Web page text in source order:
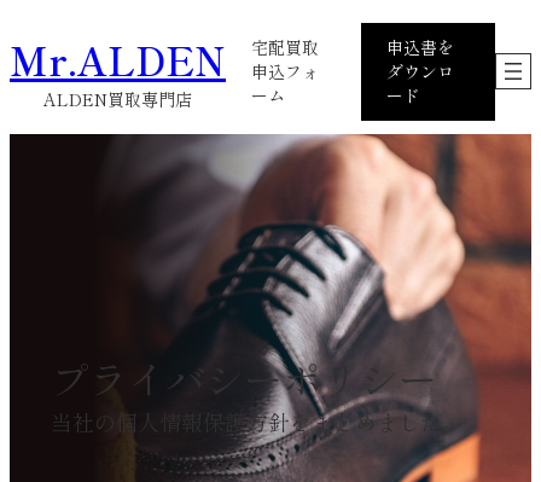
容
を
ッ
Mr.ALDEN
ALDEN買取専門店
宅配買取
申込フォ
ーム
ー
リ
ク
申込書を
ダウンロ
ード
リ
ン
プライバシーポリシー
当社の個人情報保護方針をまとめました。